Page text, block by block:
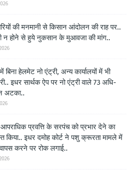
की मनमानी से किसान आंदोलन की राह पर..
न होने से हुये नुकसान के मुआवजा की मांग..
हेलमेट नो एंट्री, अन्य कार्यालयों में भी
इधर सार्थक ऐप पर नो एंट्री वाले 73 अधि-
अटका..
आपराधिक प्रवत्ति के सरपंच को प्रभार देने का
किया.. इधर दमोह कोर्ट ने पशु क्रूरता मामले में
करने पर रोक लगाई..